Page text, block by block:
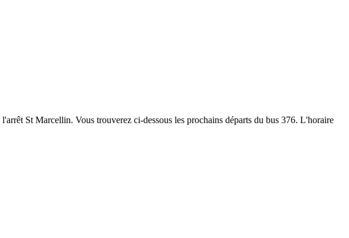
St Marcellin. Vous trouverez ci-dessous les prochains départs du bus 376. L'horaire